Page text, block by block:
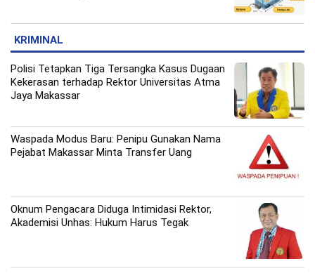
KRIMINAL
Polisi Tetapkan Tiga Tersangka Kasus Dugaan
Kekerasan terhadap Rektor Universitas Atma
Jaya Makassar
Waspada Modus Baru: Penipu Gunakan Nama
Pejabat Makassar Minta Transfer Uang
Oknum Pengacara Diduga Intimidasi Rektor,
Akademisi Unhas: Hukum Harus Tegak